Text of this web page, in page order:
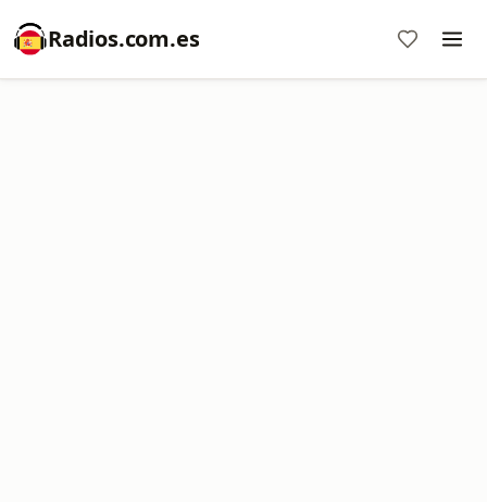
Radios.com.es